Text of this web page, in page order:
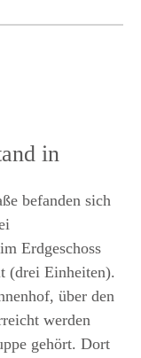
in
befanden sich
Erdgeschoss
(drei Einheiten).
über den
werden
gehört. Dort